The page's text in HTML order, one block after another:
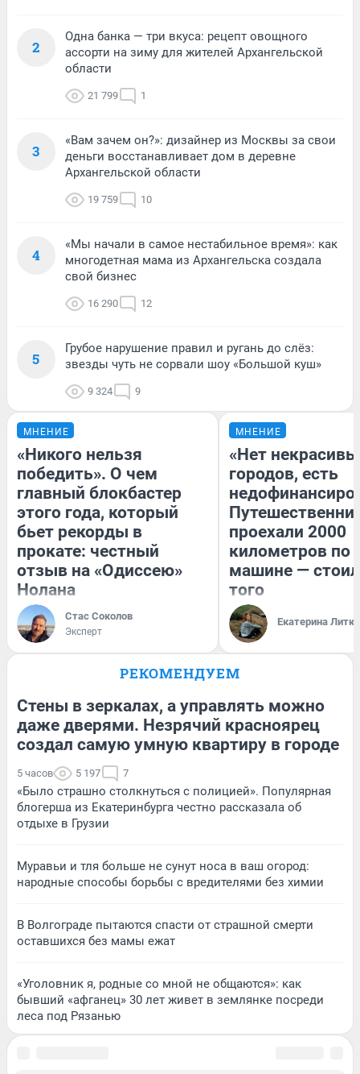
2
Одна банка — три вкуса: рецепт овощного
ассорти на зиму для жителей Архангельской
области
21 799 1
3
«Вам зачем он?»: дизайнер из Москвы за свои
деньги восстанавливает дом в деревне
Архангельской области
19 759 10
4
«Мы начали в самое нестабильное время»: как
многодетная мама из Архангельска создала
свой бизнес
16 290 12
5
Грубое нарушение правил и ругань до слёз:
звезды чуть не сорвали шоу «Большой куш»
9 324 9
МНЕНИЕ
«Никого нельзя
победить». О чем
главный блокбастер
этого года, который
бьет рекорды в
прокате: честный
отзыв на «Одиссею»
Нолана
Стас Соколов
Эксперт
МНЕНИЕ
«Нет
городов, есть
проехали 2000
километров по
машине —
того
Екатерина
РЕКОМЕНДУЕМ
Стены в зеркалах, а управлять можно
даже дверями. Незрячий красноярец
создал самую умную квартиру в городе
5 часов 5 197 7
«Было страшно столкнуться с полицией». Популярная
блогерша из Екатеринбурга честно рассказала об
отдыхе в Грузии
Муравьи и тля больше не сунут носа в ваш огород:
народные способы борьбы с вредителями без химии
В Волгограде пытаются спасти от страшной смерти
оставшихся без мамы ежат
«Уголовник я, родные со мной не общаются»: как
бывший «афганец» 30 лет живет в землянке посреди
леса под Рязанью